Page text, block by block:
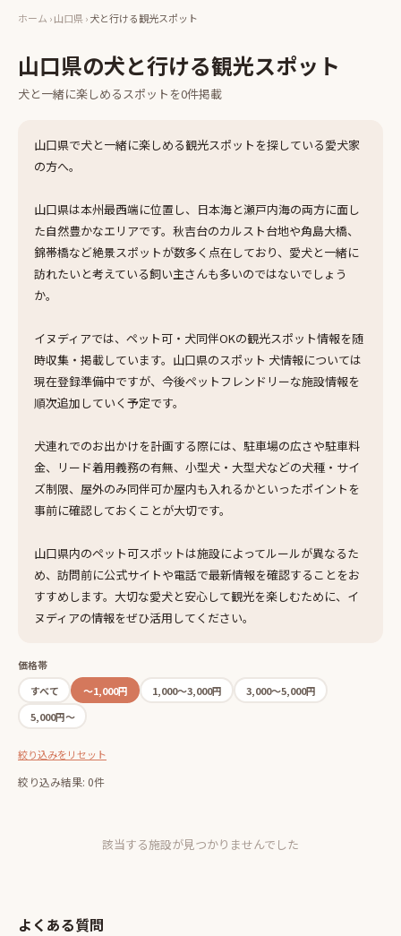
ホーム ›山口県›犬と行ける観光スポット
山口県の犬と行ける観光スポット
犬と一緒に楽しめるスポット を0件掲載
山口県で犬と一緒に楽しめる観光スポットを探している愛犬家
の方へ。
山口県は本州最西端に位置し、日本海と瀬戸内海の両方に面し
た自然豊かなエリアです。秋吉台のカルスト台地や角島大橋、
錦帯橋など絶景スポットが数多く点在しており、愛犬と一緒に
訪れたいと考えている飼い主さんも多いのではないでしょう
か。
イヌディアでは、ペット可・犬同伴OKの観光スポット情報を随
時収集・掲載しています。山口県のスポット 犬情報については
現在登録準備中ですが、今後ペットフレンドリーな施設情報を
順次追加していく予定です。
犬連れでのお出かけを計画する際には、駐車場の広さや駐車料
金、リード着用義務の有無、小型犬・大型犬などの犬種・サイ
ズ制限、屋外のみ同伴可か屋内も入れるかといったポイントを
事前に確認しておくことが大切です。
山口県内のペット可スポットは施設によってルールが異なるた
め、訪問前に公式サイトや電話で最新情報を確認することをお
すすめします。大切な愛犬と安心して観光を楽しむために、イ
ヌディアの情報をぜひ活用してください。
価格帯
すべて
〜1,000円 1,000〜3,000円
3,000〜5,000円
5,000円〜
絞り込みをリセット
絞り込み結果: 0件
該当する施設が見つかりませんでした
よくある質問